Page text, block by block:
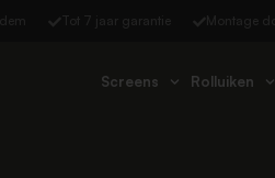
Screens Rolluiken